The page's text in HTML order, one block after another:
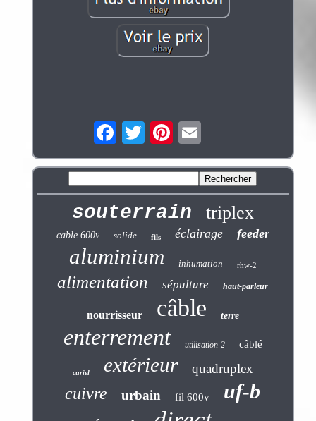
souterrain triplex
cable 600v solide fils éclairage feeder
aluminium inhumation rhw-2
alimentation sépulture haut-parleur
nourrisseur câble terre
enterrement utilisation-2 câblé
curiel extérieur quadruplex
cuivre urbain fil 600v uf-b